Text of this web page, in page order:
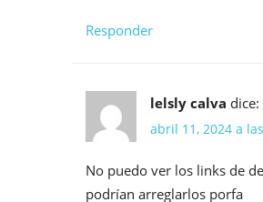
Responder
lelsly calva dice:
abril 11, 2024 a
No puedo ver los links de
podrían arreglarlos porfa